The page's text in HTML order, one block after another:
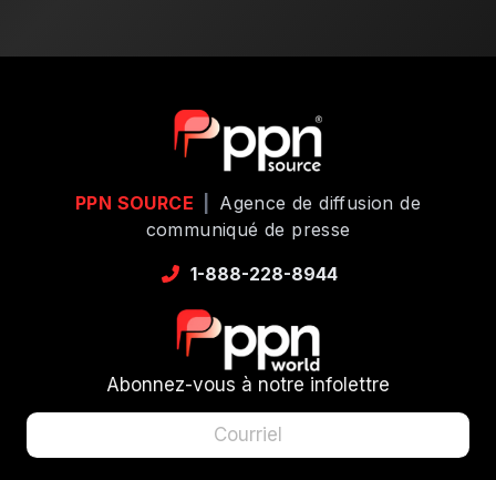
PPN SOURCE
Agence de diffusion de
communiqué de presse
1-888-228-8944
Abonnez-vous à notre infolettre